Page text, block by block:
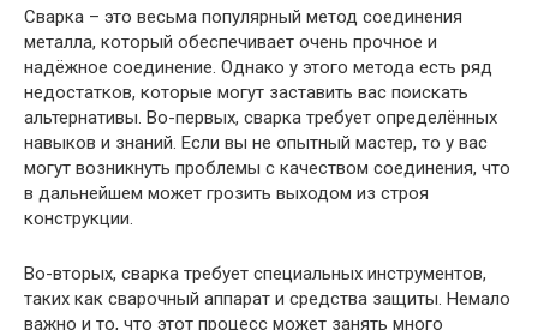
Сварка – это весьма популярный метод соединения
металла, который обеспечивает очень прочное и
надёжное соединение. Однако у этого метода есть ряд
недостатков, которые могут заставить вас поискать
альтернативы. Во-первых, сварка требует определённых
навыков и знаний. Если вы не опытный мастер, то у вас
могут возникнуть проблемы с качеством соединения, что
в дальнейшем может грозить выходом из строя
конструкции.
Во-вторых, сварка требует специальных инструментов,
таких как сварочный аппарат и средства защиты. Немало
важно и то, что этот процесс может занять много